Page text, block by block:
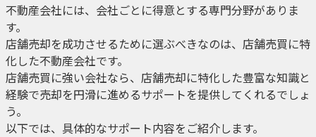
不動産会社には、会社ごとに得意とする専門分野がありま
す。
店舗売却を成功させるために選ぶべきなのは、店舗売買に特
化した不動産会社です。
店舗売買に強い会社なら、店舗売却に特化した豊富な知識と
経験で売却を円滑に進めるサポートを提供してくれるでしょ
う。
以下では、具体的なサポート内容をご紹介します。